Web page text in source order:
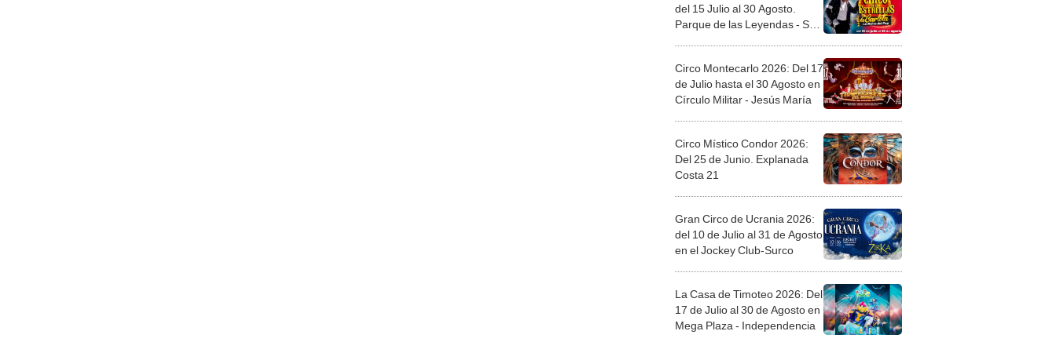
del 15 Julio al 30 Agosto.
Parque de las Leyendas - San
Circo Montecarlo 2026: Del 17
de Julio hasta el 30 Agosto en
Círculo Militar - Jesús María
Circo Místico Condor 2026:
Del 25 de Junio. Explanada
Costa 21
Gran Circo de Ucrania 2026:
del 10 de Julio al 31 de Agosto
en el Jockey Club-Surco
La Casa de Timoteo 2026: Del
17 de Julio al 30 de Agosto en
Mega Plaza - Independencia